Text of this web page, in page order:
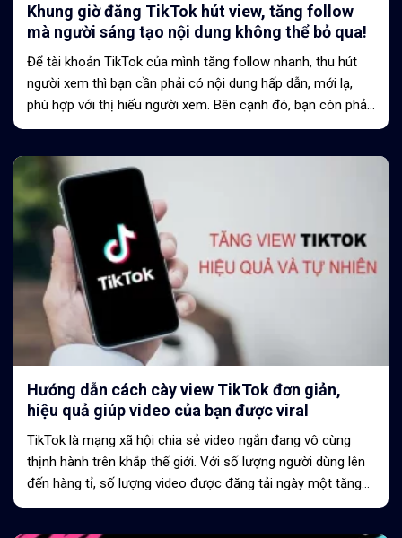
Khung giờ đăng TikTok hút view, tăng follow
mà người sáng tạo nội dung không thể bỏ qua!
Để tài khoản TikTok của mình tăng follow nhanh, thu hút
người xem thì bạn cần phải có nội dung hấp dẫn, mới lạ,
phù hợp với thị hiếu người xem. Bên cạnh đó, bạn còn phải
chọn được khung giờ...
Hướng dẫn cách cày view TikTok đơn giản,
hiệu quả giúp video của bạn được viral
TikTok là mạng xã hội chia sẻ video ngắn đang vô cùng
thịnh hành trên khắp thế giới. Với số lượng người dùng lên
đến hàng tỉ, số lượng video được đăng tải ngày một tăng
vậy nên việc cạnh...